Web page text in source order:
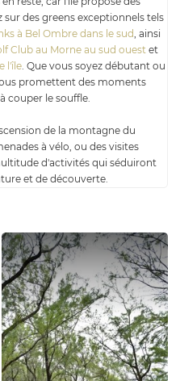
des greens exceptionnels tels
à Bel Ombre dans le sud, ainsi
Club au Morne au sud ouest et
l'île. Que vous soyez débutant ou
promettent des moments
couper le souffle.
de la montagne du
à vélo, ou des visites
d'activités qui séduiront
et de découverte.